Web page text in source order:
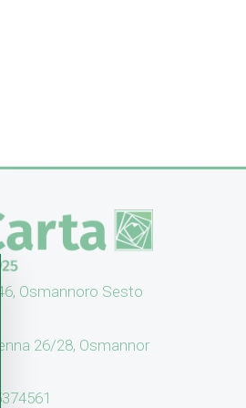
Osmannoro Sesto
26/28, Osmannor